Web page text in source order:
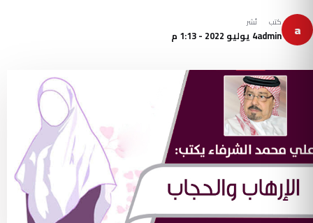
a كتب
admin
نُشر
4 يوليو 2022 - 1:13 م